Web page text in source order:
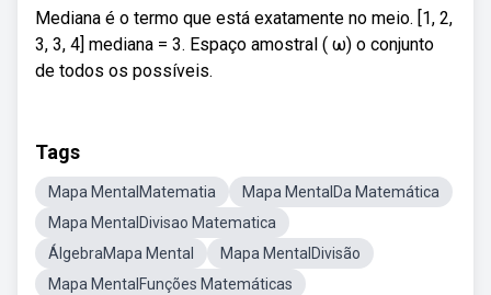
Mediana é o termo que está exatamente no meio. [1, 2,
3, 3, 4] mediana = 3. Espaço amostral ( ω) o conjunto
de todos os possíveis.
Tags
Mapa MentalMatematia
Mapa MentalDa Matemática
Mapa MentalDivisao Matematica
ÁlgebraMapa Mental
Mapa MentalDivisão
Mapa MentalFunções Matemáticas